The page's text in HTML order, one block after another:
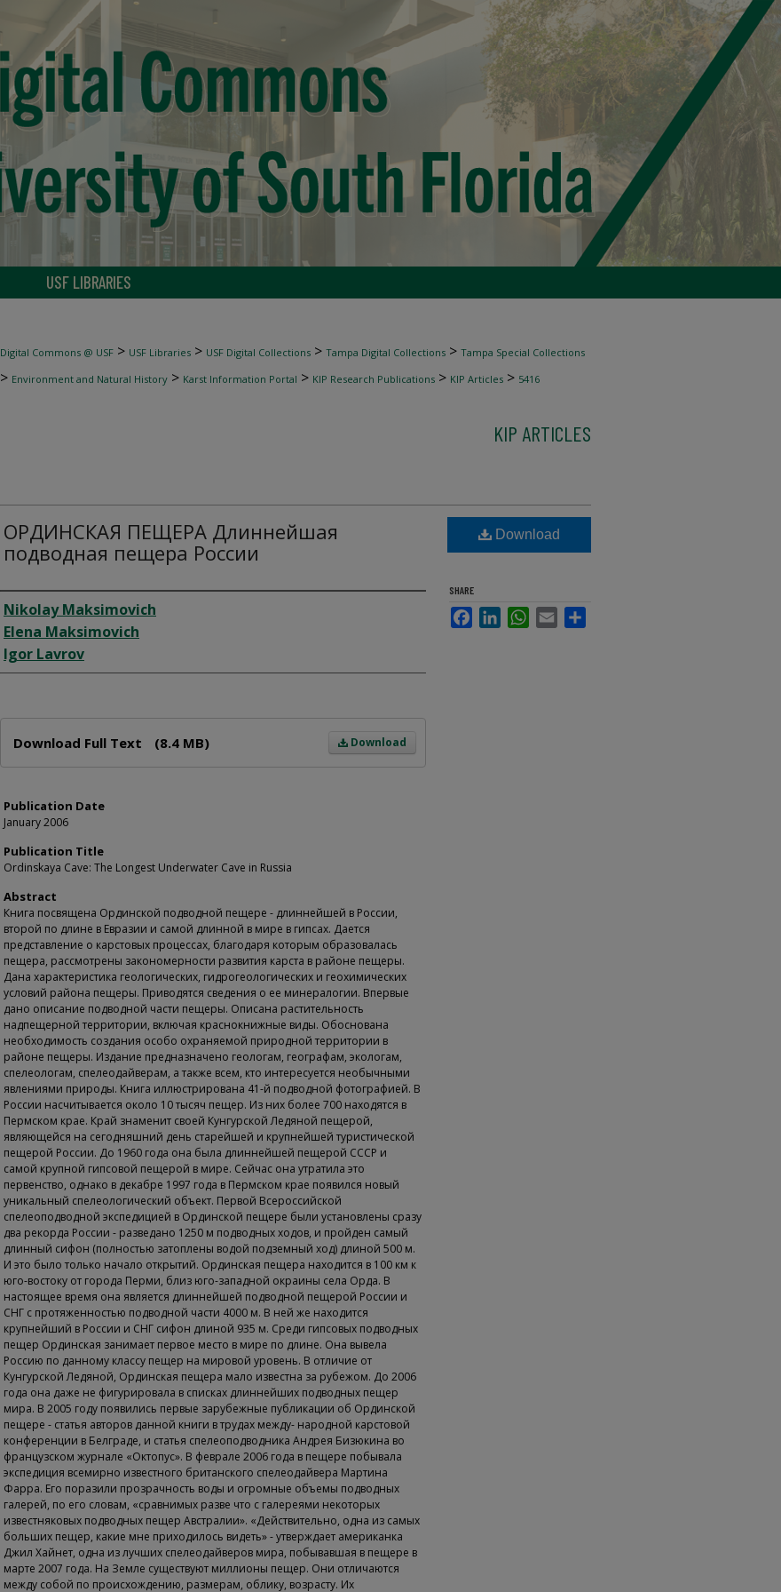
USF LIBRARIES
Digital Commons @ USF > USF Libraries > USF Digital Collections > Tampa Digital Collections > Tampa Special Collections
> Environment and Natural History > Karst Information Portal > KIP Research Publications > KIP Articles > 5416
KIP ARTICLES
ОРДИНСКАЯ ПЕЩЕРА Длиннейшая
подводная пещера России
Author
Nikolay Maksimovich
Elena Maksimovich
Igor Lavrov
Download
Download Full Text (8.4 MB)
Publication Date
January 2006
Publication Title
Ordinskaya Cave: The Longest Underwater Cave in Russia
Abstract
Книга посвящена Ординской подводной пещере - длиннейшей в России,
второй по длине в Евразии и самой длинной в мире в гипсах. Дается
представление о карстовых процессах, благодаря которым образовалась
пещера, рассмотрены закономерности развития карста в районе пещеры.
Дана характеристика геологических, гидрогеологических и геохимических
условий района пещеры. Приводятся сведения о ее минералогии. Впервые
дано описание подводной части пещеры. Описана растительность
надпещерной территории, включая краснокнижные виды. Обоснована
необходимость создания особо охраняемой природной территории в
районе пещеры. Издание предназначено геологам, географам, экологам,
спелеологам, спелеодайверам, а также всем, кто интересуется необычными
явлениями природы. Книга иллюстрирована 41-й подводной фотографией. В
России насчитывается около 10 тысяч пещер. Из них более 700 находятся в
Пермском крае. Край знаменит своей Кунгурской Ледяной пещерой,
являющейся на сегодняшний день старейшей и крупнейшей туристической
пещерой России. До 1960 года она была длиннейшей пещерой СССР и
самой крупной гипсовой пещерой в мире. Сейчас она утратила это
первенство, однако в декабре 1997 года в Пермском крае появился новый
уникальный спелеологический объект. Первой Всероссийской
спелеоподводной экспедицией в Ординской пещере были установлены сразу
два рекорда России - разведано 1250 м подводных ходов, и пройден самый
длинный сифон (полностью затоплены водой подземный ход) длиной 500 м.
И это было только начало открытий. Ординская пещера находится в 100 км к
юго-востоку от города Перми, близ юго-западной окраины села Орда. В
настоящее время она является длиннейшей подводной пещерой России и
СНГ с протяженностью подводной части 4000 м. В ней же находится
крупнейший в России и СНГ сифон длиной 935 м. Среди гипсовых подводных
пещер Ординская занимает первое место в мире по длине. Она вывела
Россию по данному классу пещер на мировой уровень. В отличие от
Кунгурской Ледяной, Ординская пещера мало известна за рубежом. До 2006
года она даже не фигурировала в списках длиннейших подводных пещер
мира. В 2005 году появились первые зарубежные публикации об Ординской
пещере - статья авторов данной книги в трудах между- народной карстовой
конференции в Белграде, и статья спелеоподводника Андрея Бизюкина во
французском журнале «Октопус». В феврале 2006 года в пещере побывала
экспедиция всемирно известного британского спелеодайвера Мартина
Фарра. Его поразили прозрачность воды и огромные объемы подводных
галерей, по его словам, «сравнимых разве что с галереями некоторых
известняковых подводных пещер Австралии». «Действительно, одна из самых
больших пещер, какие мне приходилось видеть» - утверждает американка
Джил Хайнет, одна из лучших спелеодайверов мира, побывавшая в пещере в
марте 2007 года. На Земле существуют миллионы пещер. Они отличаются
между собой по происхождению, размерам, облику, возрасту. Их
Download
SHARE
FacebookLinkedInWhatsApp
Email